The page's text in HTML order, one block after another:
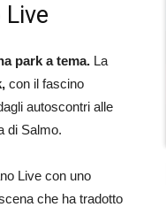
park a tema. La
con il fascino
autoscontri alle
di Salmo.
Live con uno
che ha tradotto